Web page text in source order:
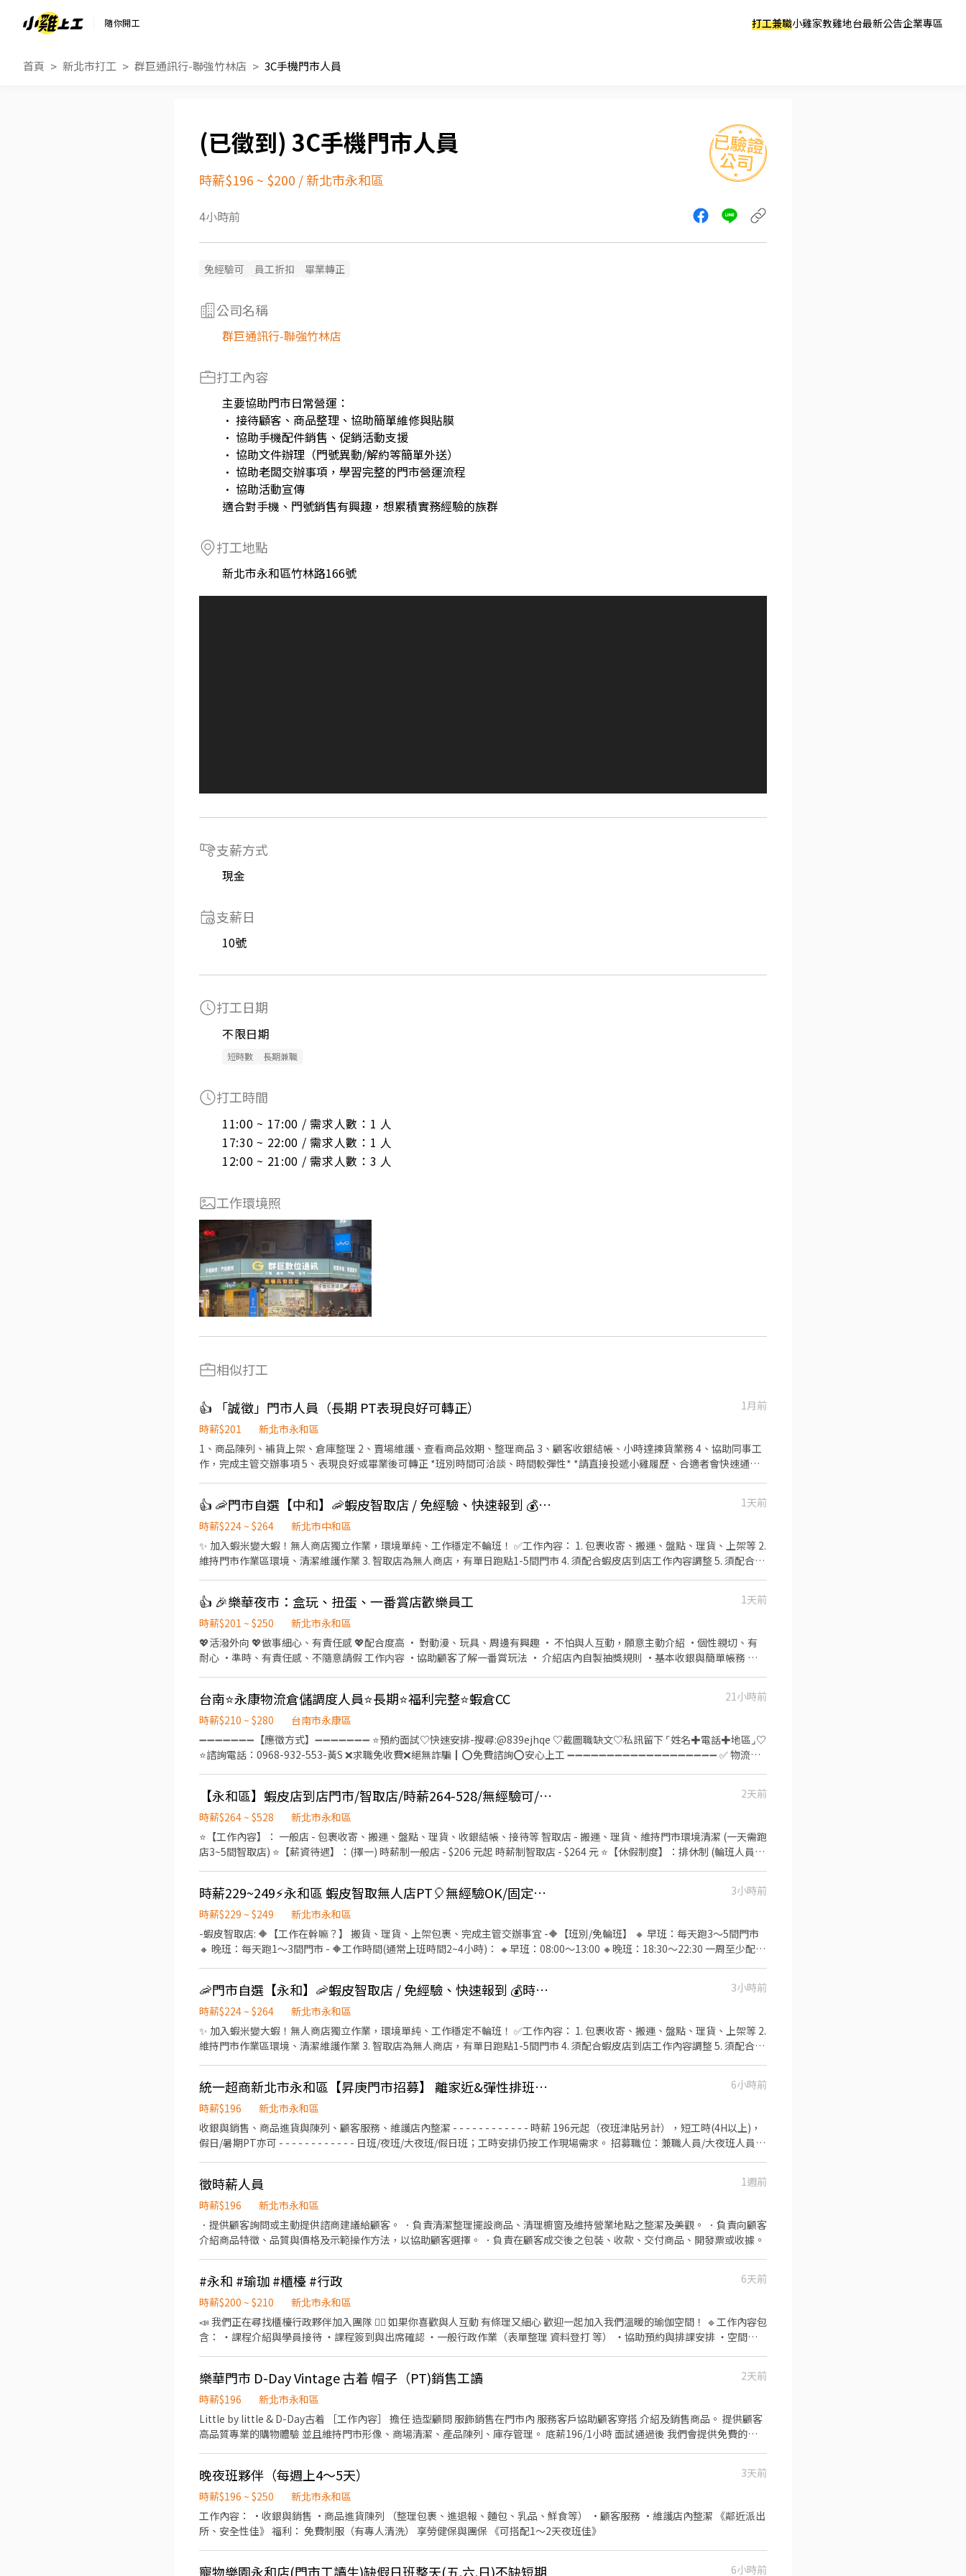
隨你開工 打工兼職小雞家教雞地台最新公告企業專區
首頁 新北市打工 群巨通訊行-聯強竹林店 3C手機門市人員
3C手機門市人員
時薪$196 ~ $200 /新北市永和區
4小時前
免經驗可 員工折扣 畢業轉正
公司名稱
群巨通訊行-聯強竹林店
打工內容
主要協助門市日常營運：
• 接待顧客、商品整理、協助簡單維修與貼膜
• 協助手機配件銷售、促銷活動支援
• 協助文件辦理（門號異動/解約等簡單外送）
• 協助老闆交辦事項，學習完整的門市營運流程
• 協助活動宣傳
適合對手機、門號銷售有興趣，想累積實務經驗的族群
打工地點
新北市永和區竹林路166號
支薪方式
現金
支薪日
10號
打工日期
不限日期
短時數 長期兼職
打工時間
11:00 ~ 17:00 / 需求人數：1 人
17:30 ~ 22:00 / 需求人數：1 人
12:00 ~ 21:00 / 需求人數：3 人
工作環境照
相似打工
👍 「誠徵」門市人員（長期 PT表現良好可轉正）
1月前
時薪$201
新北市永和區
1、商品陳列、補貨上架、倉庫整理 2、賣場維護、查看商品效期、整理商品 3、顧客收銀結帳、小時達揀貨業務 4、協助同事工
作，完成主管交辦事項 5、表現良好或畢業後可轉正 *班別時間可洽談、時間較彈性* *請直接投遞小雞履歷、合適者會快速通知
👍 🦐門市自選【中和】🦐蝦皮智取店 / 免經驗、快速報到 💰時薪 224-264
1天前
時薪$224 ~ $264
新北市中和區
✨ 加入蝦米變大蝦！無人商店獨立作業，環境單純、工作穩定不輪班！ ✅工作內容： 1. 包裹收寄、搬運、盤點、理貨、上架等 2.
維持門市作業區環境、清潔維護作業 3. 智取店為無人商店，有單日跑點1-5間門市 4. 須配合蝦皮店到店工作內容調整 5. 須配合鄰
17:30-22:30、17:30-23:30、18:30-22:30、18:30-23:30 (上班時數為2~6小時依實際情況而定) 🔹夜班 ：23:30–03:30 (上班時數
為2~4小時依實際情況而定) 🔹假日早班：07:00-12:00 🔹假日晚班：17:30-23:30 (上班時數為2~6小時，一個月至少6天，依實際
情況而定) ⸻ ✅工作待遇： 日班時薪=$224 晚班另有獎金+20=時薪$244 夜班另有獎金+40=時薪$264
━━━━━━━━━━━━━ 📍 【熱門開缺地點】新北市三重、土城、中和、永和、汐止、板橋、淡水、新店、新莊、蘆洲
━━━━━━━━━━━━ 📩 【火速卡位應徵流程】 ➊ 點擊填寫廠商制式履歷（1分鐘完成，快速安排送審）： 👉
https://reurl.cc/Wbek79 🔒 【隱私防線】個資僅供廠商審核，敏感欄位（身分證/詳細地址）錄取前皆可先不填！ ➋加入留言：
👉https://lin.ee/OBnhVN5 私訊留下 ⌜姓名+電話 +應徵蝦皮門市人員」💥
👍 🎉樂華夜市：盒玩、扭蛋、一番賞店歡樂員工
1天前
時薪$201 ~ $250
新北市永和區
💖活潑外向 💖做事細心、有責任感 💖配合度高 • 對動漫、玩具、周邊有興趣 • 不怕與人互動，願意主動介紹 •個性親切、有
耐心 •準時、有責任感、不隨意請假 工作内容 •協助顧客了解一番賞玩法 • 介紹店內自製抽獎規則 •基本收銀與簡單帳務 ．
IG/FB經營 ．負責在當天結束營業前，統計銷售情形、盤點貨品存量及撰寫當日業務報表。 待遇： 員工優惠價 三節獎金 績效獎
金 年末個人表現獎金 你的責任、細心、自主性決定你薪水的高低
台南⭐永康物流倉儲調度人員⭐長期⭐福利完整⭐蝦倉CC
21小時前
時薪$210 ~ $280
台南市永康區
➖➖➖➖➖➖➖【應徵方式】➖➖➖➖➖➖➖ ⭐預約面試♡快速安排-搜尋:@839ejhqe ♡截圖職缺文♡私訊留下 ⌜姓名✚電話✚地區⌟♡
⭐諮詢電話：0968-932-553-黃S ❌求職免收費❌絕無詐騙┃⭕️免費諮詢⭕️安心上工 ➖➖➖➖➖➖➖➖➖➖➖➖➖➖➖➖➖➖➖ ✅ 物流行
碼頭相關業務 監控運輸車趟進度 處理運輸異常事件 系統設定及相關操作 統整、記錄運輸車趟資訊 管理物流供應商及協助車輛調
派 其他日常行政作業 📌 工作需具備基本電腦操作能力，並能處理車趟調度及突發狀況。 💰【薪資待遇】 時薪 $210～$280 ※ 實
際薪資依班別、經驗及面試條件核定。 🎁【工作福利】 年終獎金：依公司年度營運狀況及個人績效評定 年度調薪：依公司年度
營運狀況及個人績效評估
【永和區】蝦皮店到店門市/智取店/時薪264-528/無經驗可/完整福利保障RM
2天前
時薪$264 ~ $528
新北市永和區
⭐【工作內容】： 一般店 - 包裹收寄、搬運、盤點、理貨、收銀結帳、接待等 智取店 - 搬運、理貨、維持門市環境清潔 (一天需跑
店3~5間智取店) ⭐【薪資待遇】：(擇一) 時薪制一般店 - $206 元起 時薪制智取店 - $264 元 ⭐【休假制度】：排休制 (輪班人員依
取店 ↓ 早班時薪 - 07:00~12:00、07:30~12:30、08:00~13:00、08:30~13:30 晚班時薪 - 17:30~21:30、18:00~22:00、
18:30~22:30、18:30~23:30 全班時薪(雙頭班) - 07:00~13:30+17:30~00:00 (上班約6~8小時) 夜班時薪 - 23:30~03:30 (上班約2~4
小時) 午班時薪 - 15:00~19:00 ⭐【工作地點】：(擇一) 永和民有 - 智取店 → 新北市永和區民有街73號1樓 永和協和 - 智取店 → 新
北市永和區永和路一段83號1樓 永和民族 - 智取店 → 新北市永和區得和路120號1、2樓 永和福林 - 智取店 → 新北市永和區竹林
路225巷37號1樓 永和豫溪 - 智取店 → 新北市永和區豫溪街50號1樓 永和忠孝 - 智取店 → 新北市永和區忠孝街27號1樓 永和民富
- 智取店 → 新北市永和區秀朗路二段264號1樓 永和國中 - 智取店 → 新北市永和區國中路118號1樓 永和比漾 - 智取店 → 新北市
永和區永貞路409號1樓 永和保順 - 智取店 → 新北市永和區保順路37巷7號1樓 永和福和 - 智取店 → 新北市永和區福和路229之1
號1樓 永和復興 - 智取店 → 新北市永和區永貞路102號1、2樓 永和竹林 - 智取店 → 新北市永和區竹林路54號1樓 永和警光 - 智取
店 → 新北市永和區竹林路176號1樓 永和信義 - 智取店 → 新北市永和區信義路18之1號1樓 永和保平二 - 智取店 → 新北市永和區
保平路274號1樓 永和得和 - 智取店 → 新北市永和區得和路331號1樓 永和國光 - 智取店 → 新北市永和區國光路3號1樓 永和保福
- 智取店 → 新北市永和區保福路三段1之2號1樓 永和永平店 → 新北市永和區仁愛路308號1、2樓 永和秀朗 - 智取店 → 新北市永
和區秀朗路一段213號1樓 永和永亨二 - 智取店 → 新北市永和區永亨路148號1樓 永和永忠店 → 新北市永和區永和路二段279號1
樓 永和永元 - 智取店 → 新北市永和區永元路97號1樓 永和安樂 - 智取店 → 新北市永和區安樂路106號1樓 永和永貞 - 智取店 →
新北市永和區永貞路171號1樓 永和成功店 → 新北市永和區成功路二段11號1樓 永和中正店 → 新北市永和區中正路501號1樓 永
和中山 - 智取店 → 新北市永和區中山路一段102之1號1樓 永和中興 - 智取店 → 新北市永和區中興街151號1樓 永和仁愛 - 智取店
→ 新北市永和區仁愛路151號1樓 永和保平店 → 新北市永和區保平路145號 永和永亨 - 智取店 → 新北市永和區永亨路52號1樓
⭐【法定項目／福利】：三節禮品或禮金、結婚生育禮金、喪儀慰問金(到職滿一個月即可享有)、另外教育訓練、實習皆有支薪且
享勞健團保完整保障
時薪229~249⚡永和區 蝦皮智取無人店PT🎈無經驗OK/固定班別
3小時前
時薪$229 ~ $249
新北市永和區
-蝦皮智取店: 🔶【工作在幹嘛？】 搬貨、理貨、上架包裹、完成主管交辦事宜 -🔶【班別/免輪班】 🔸 早班：每天跑3～5間門市
🔸 晚班：每天跑1～3間門市 - 🔶工作時間(通常上班時間2~4小時)： 🔸早班：08:00～13:00 🔸晚班：18:30～22:30 一周至少配合
路一段102之1號1樓 - 🔸【依法投保】❶勞保。❷團保。❸勞退。 🔸【其他福利】❶油資補貼。❷推薦獎金 - 👇👇快速應徵通道👇
👇 🔜請加入專員窗口 : https://lin.ee/sSSCigY 加入後留言:姓名/電話/找威利 安排面試 蝦皮(地區) ⛔無抽成無費用✊其他職缺也可
詢問👌安心就業免煩惱
🦐門市自選【永和】🦐蝦皮智取店 / 免經驗、快速報到 💰時薪 224-264
3小時前
時薪$224 ~ $264
新北市永和區
✨ 加入蝦米變大蝦！無人商店獨立作業，環境單純、工作穩定不輪班！ ✅工作內容： 1. 包裹收寄、搬運、盤點、理貨、上架等 2.
維持門市作業區環境、清潔維護作業 3. 智取店為無人商店，有單日跑點1-5間門市 4. 須配合蝦皮店到店工作內容調整 5. 須配合鄰
17:30-22:30、17:30-23:30、18:30-22:30、18:30-23:30 (上班時數為2~6小時依實際情況而定) 🔹夜班 ：23:30–03:30 (上班時數
為2~4小時依實際情況而定) 🔹假日早班：07:00-12:00 🔹假日晚班：17:30-23:30 (上班時數為2~6小時，一個月至少6天，依實際
情況而定) ⸻ ✅工作待遇： 日班時薪=$224 晚班另有獎金+20=時薪$244 夜班另有獎金+40=時薪$264
━━━━━━━━━━━━━ 📍 【熱門開缺地點】新北市三重、土城、中和、永和、汐止、板橋、淡水、新店、新莊、蘆洲
━━━━━━━━━━━━ 📩 【火速卡位應徵流程】 ➊ 點擊填寫廠商制式履歷（1分鐘完成，快速安排送審）： 👉
https://reurl.cc/Wbek79 🔒 【隱私防線】個資僅供廠商審核，敏感欄位（身分證/詳細地址）錄取前皆可先不填！ ➋加入留言：
👉https://lin.ee/OBnhVN5 私訊留下 ⌜姓名+電話 +應徵蝦皮門市人員」💥
統一超商新北市永和區【昇庚門市招募】 離家近&彈性排班、歡迎二度就業/樂齡/兼職
6小時前
時薪$196
新北市永和區
收銀與銷售、商品進貨與陳列、顧客服務、維護店內整潔 - - - - - - - - - - - - 時薪 196元起（夜班津貼另計），短工時(4H以上)，
假日/暑期PT亦可 - - - - - - - - - - - - 日班/夜班/大夜班/假日班；工時安排仍按工作現場需求。 招募職位：兼職人員/大夜班人員
徵時薪人員
1週前
時薪$196
新北市永和區
．提供顧客詢問或主動提供諮商建議給顧客。 ．負責清潔整理擺設商品、清理櫥窗及維持營業地點之整潔及美觀。 ．負責向顧客
介紹商品特徵、品質與價格及示範操作方法，以協助顧客選擇。 ．負責在顧客成交後之包裝、收款、交付商品、開發票或收據。
#永和 #瑜珈 #櫃檯 #行政
6天前
時薪$200 ~ $210
新北市永和區
📣 我們正在尋找櫃檯行政夥伴加入團隊 🧘‍♀️ 如果你喜歡與人互動 有條理又細心 歡迎一起加入我們溫暖的瑜伽空間！ 🔹工作內容包
含： ・課程介紹與學員接待 ・課程簽到與出席確認 ・一般行政作業（表單整理 資料登打 等） ・協助預約與排課安排 ・空間整
樂華門市 D-Day Vintage 古着 帽子（PT)銷售工讀
2天前
時薪$196
新北市永和區
Little by little & D-Day古着 ［工作內容］ 擔任 造型顧問 服飾銷售在門市內 服務客戶協助顧客穿搭 介紹及銷售商品。 提供顧客
高品質專業的購物體驗 並且維持門市形像、商場清潔、產品陳列、庫存管理。 底薪196/1小時 面試通過後 我們會提供免費的職
晚夜班夥伴（每週上4～5天）
3天前
時薪$196 ~ $250
新北市永和區
工作內容： ·收銀與銷售 ·商品進貨陳列 （整理包裹、進退報、麵包、乳品、鮮食等） ·顧客服務 ·維護店內整潔 《鄰近派出
所、安全性佳》 福利： 免費制服（有專人清洗） 享勞健保與團保 《可搭配1～2天夜班佳》
寵物樂園永和店(門市工讀生)缺假日班整天(五.六.日)不缺短期 6小時前